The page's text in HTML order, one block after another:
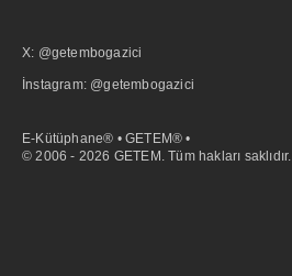
X: @getembogazici
İnstagram: @getembogazici
E-Kütüphane® • GETEM® •
© 2006 - 2026 GETEM. Tüm hakları saklıdır.